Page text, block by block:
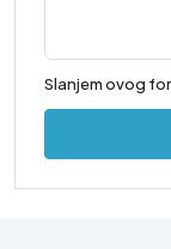
Slanjem ovog